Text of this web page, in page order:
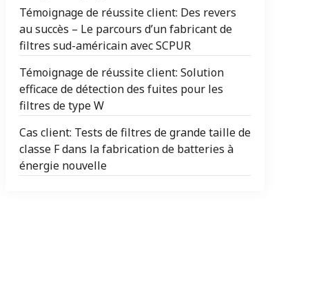
Témoignage de réussite client: Des revers
au succès – Le parcours d’un fabricant de
filtres sud-américain avec SCPUR
Témoignage de réussite client: Solution
efficace de détection des fuites pour les
filtres de type W
Cas client: Tests de filtres de grande taille de
classe F dans la fabrication de batteries à
énergie nouvelle